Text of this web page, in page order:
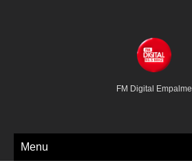
FM Digital Empalme
Menu